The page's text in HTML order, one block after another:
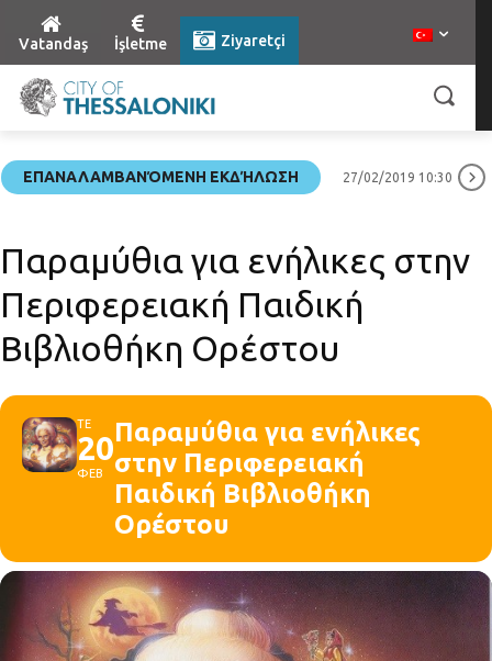
Vatandaş İşletme Ziyaretçi
ΕΠΑΝΑΛΑΜΒΑΝΌΜΕΝΗ ΕΚΔΉΛΩΣΗ 27/02/2019 10:30
Παραμύθια για ενήλικες στην
Περιφερειακή Παιδική
Βιβλιοθήκη Ορέστου
ΤΕ
20
ΦΕΒ
Παραμύθια για ενήλικες
στην Περιφερειακή
Παιδική Βιβλιοθήκη
Ορέστου